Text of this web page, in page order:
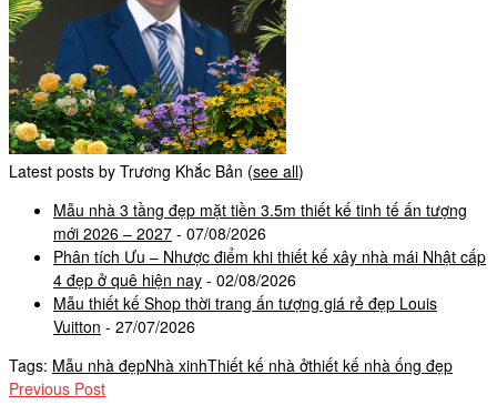
Latest posts by Trương Khắc Bản (see all)
Mẫu nhà 3 tầng đẹp mặt tiền 3.5m thiết kế tinh tế ấn tượng
mới 2026 – 2027 - 07/08/2026
Phân tích Ưu – Nhược điểm khi thiết kế xây nhà mái Nhật cấp
4 đẹp ở quê hiện nay - 02/08/2026
Mẫu thiết kế Shop thời trang ấn tượng giá rẻ đẹp Louis
Vuitton - 27/07/2026
Tags: Mẫu nhà đẹpNhà xinhThiết kế nhà ởthiết kế nhà ống đẹp
Previous Post